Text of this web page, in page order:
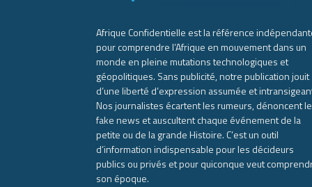
Afrique Confidentielle est la référence
pour comprendre l’Afrique en mouvement dans un
monde en pleine mutations technologiques et
géopolitiques. Sans publicité, notre publication jouit
d’une liberté d’expression assumée et
Nos journalistes écartent les rumeurs, dénoncent
fake news et auscultent chaque événement de la
petite ou de la grande Histoire. C’est un outil
d’information indispensable pour les décideurs
publics ou privés et pour quiconque veut
son époque.